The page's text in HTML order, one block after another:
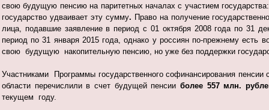
свою будущую пенсию на паритетных началах с участием
государство удваивает эту сумму. Право на получение
лица, подавшие заявление в период с 01 октября 2008 года по 31
период по 31 января 2015 года, однако у россиян по-прежнему есть
свою будущую накопительную пенсию, но уже без поддержки
Участниками Программы государственного софинансирования пенсии
области перечислили в счет будущей пенсии более 557 млн.
текущем году.